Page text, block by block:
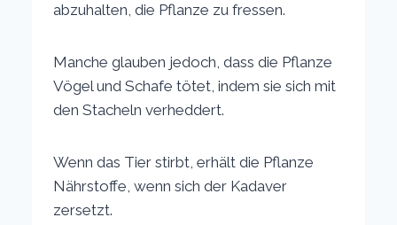
abzuhalten, die Pflanze zu fressen.
Manche glauben jedoch, dass die Pflanze
Vögel und Schafe tötet, indem sie sich mit
den Stacheln verheddert.
Wenn das Tier stirbt, erhält die Pflanze
Nährstoffe, wenn sich der Kadaver
zersetzt.